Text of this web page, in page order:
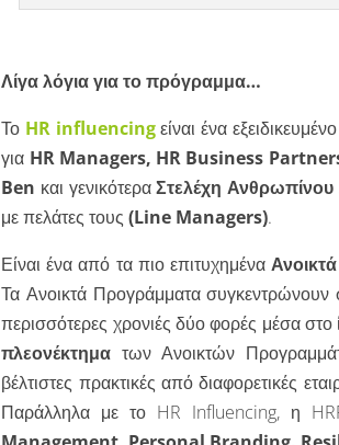
Λίγα λόγια για το πρόγραμμα…
Το HR influencingείναι ένα
για HR Managers, HR Business
Ben και γενικότεραΣτελέχη Ανθρωπίνου
με πελάτες τους(Line Managers).
Είναι ένα από τα πιο επιτυχημένα
Τα Ανοικτά Προγράμματα συγκεντρώνουν
περισσότερες χρονιές δύο φορές μέσα
πλεονέκτημα των Ανοικτών
βέλτιστες πρακτικές από διαφορετικές
Παράλληλα με το HR Influencing, η